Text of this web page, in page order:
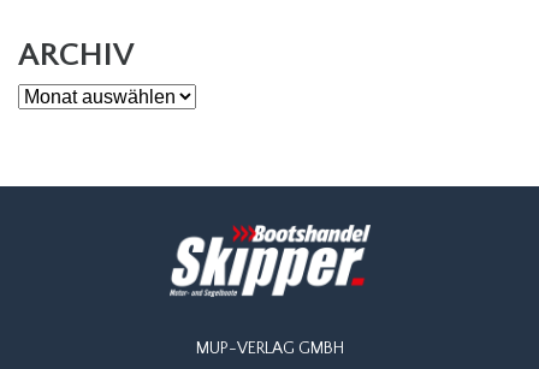
ARCHIV
Archiv
MUP-VERLAG GMBH